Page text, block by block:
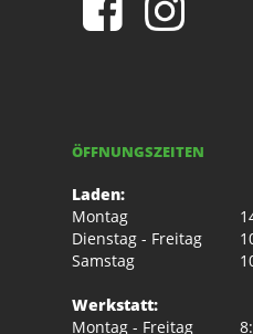
ÖFFNUNGSZEITEN
Laden:
Montag
Dienstag - Freitag
Samstag
Werkstatt:
Montag - Freitag